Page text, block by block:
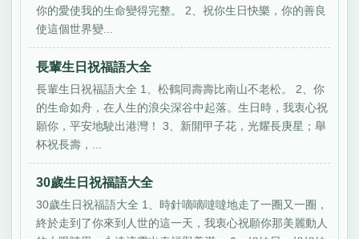
你的愛使我的生命變得完整。 2、祝你生日快樂，你的善良
使這個世界變...
長輩生日祝福語大全
長輩生日祝福語大全 1、松鶴同壽壽比南山不老松。 2、你
的生命如舟，在人生的浪尖深谷中起落。生日時，我衷心祝
願你，平安地駛出港灣！ 3、新開甲子花，光耀長庚星；舉
杯祝長壽，...
30歲生日祝福語大全
30歲生日祝福語大全 1、時針嘀嘀噠噠地走了一圈又一圈，
終於走到了你來到人世的這一天，我衷心祝願你那美麗動人